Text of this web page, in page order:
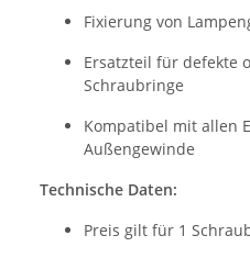
Fixierung von
Ersatzteil für defekte
Schraubringe
Kompatibel mit allen
Außengewinde
Technische Daten:
Preis gilt für 1